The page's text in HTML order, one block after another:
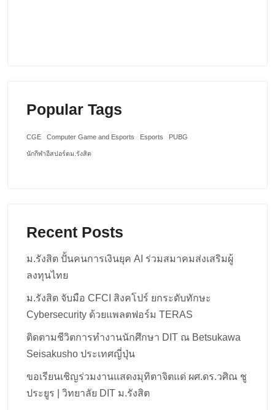
Popular Tags
CGE Computer Game and Esports Esports PUBG
นักกีฬาอีสปอร์ตม.รังสิต
Recent Posts
ม.รังสิต ปั้นคนการเงินยุค AI ร่วมสมาคมส่งเสริมผู้
ลงทุนไทย
ม.รังสิต จับมือ CFCI สิงคโปร์ ยกระดับทักษะ
Cybersecurity ด้วยแพลตฟอร์ม TERAS
ติดตามชีวิตการทำงานนักศึกษา DIT ณ Betsukawa
Seisakusho ประเทศญี่ปุ่น
ขอเรียนเชิญร่วมงานแสดงมุทิตาจิตแด่ ผศ.ดร.วศิณ ชู
ประยูร | วิทยาลัย DIT ม.รังสิต